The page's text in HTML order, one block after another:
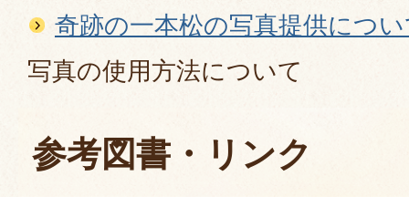
奇跡の一本松の写真提供につ
写真の使用方法について
参考図書・リンク